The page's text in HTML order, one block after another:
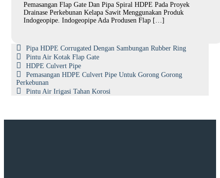
Pemasangan Flap Gate Dan Pipa Spiral HDPE Pada Proyek
Drainase Perkebunan Kelapa Sawit Menggunakan Produk
Indogeopipe. Indogeopipe Ada Produsen Flap […]
Pipa HDPE Corrugated Dengan Sambungan Rubber Ring
Pintu Air Kotak Flap Gate
HDPE Culvert Pipe
Pemasangan HDPE Culvert Pipe Untuk Gorong Gorong
Perkebunan
Pintu Air Irigasi Tahan Korosi